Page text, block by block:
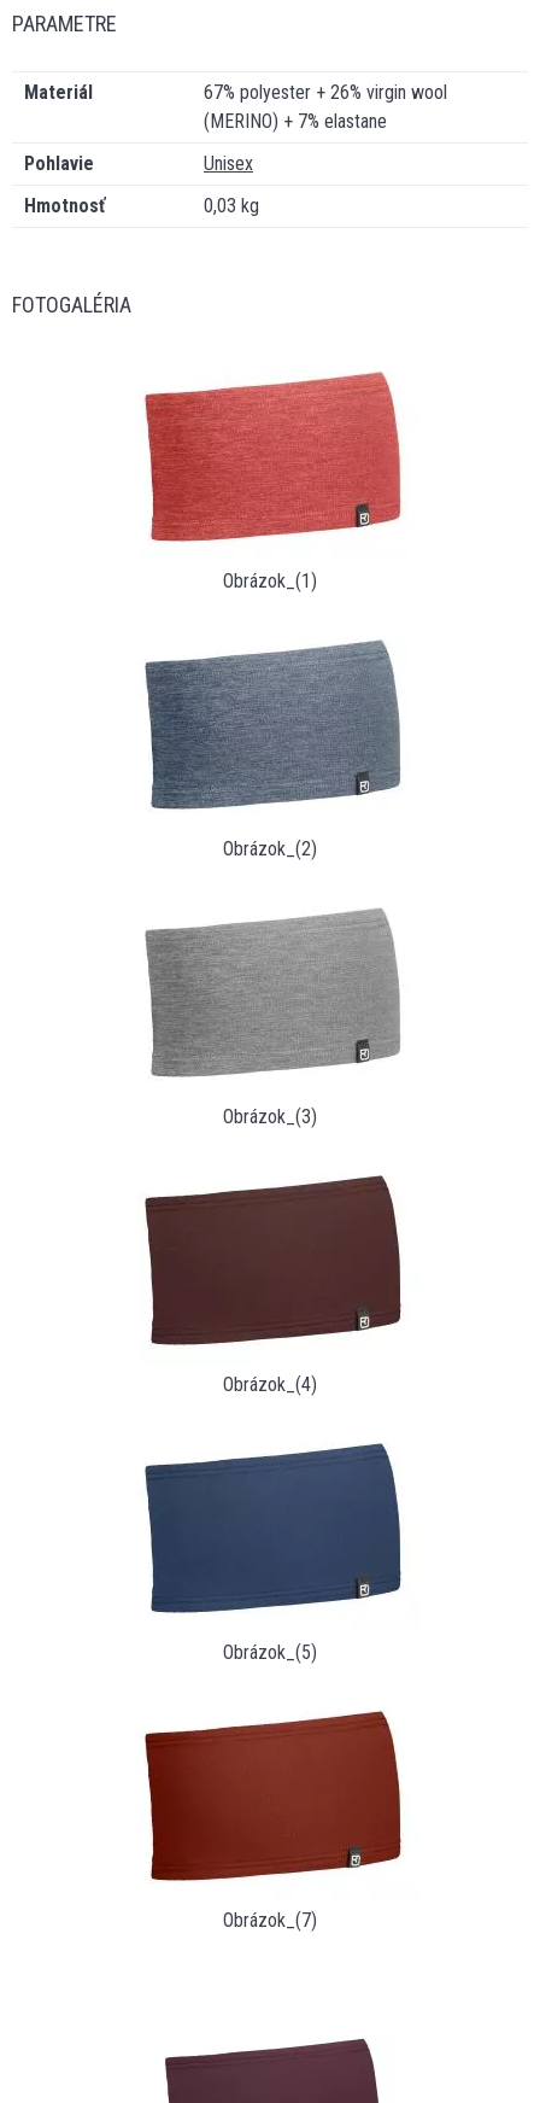
PARAMETRE
Materiál
67% polyester + 26% virgin wool
(MERINO) + 7% elastane
Pohlavie
Unisex
Hmotnosť
0,03 kg
FOTOGALÉRIA
Obrázok_(1)
Obrázok_(2)
Obrázok_(3)
Obrázok_(4)
Obrázok_(5)
Obrázok_(7)